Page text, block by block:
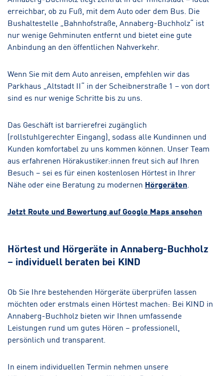
erreichbar, ob zu Fuß, mit dem Auto oder dem Bus. Die
Bushaltestelle „Bahnhofstraße, Annaberg-Buchholz“ ist
nur wenige Gehminuten entfernt und bietet eine gute
Anbindung an den öffentlichen Nahverkehr.
Wenn Sie mit dem Auto anreisen, empfehlen wir das
Parkhaus „Altstadt II“ in der Scheibnerstraße 1 – von dort
sind es nur wenige Schritte bis zu uns.
Das Geschäft ist barrierefrei zugänglich
(rollstuhlgerechter Eingang), sodass alle Kundinnen und
Kunden komfortabel zu uns kommen können. Unser Team
aus erfahrenen Hörakustiker:innen freut sich auf Ihren
Besuch – sei es für einen kostenlosen Hörtest in Ihrer
Nähe oder eine Beratung zu modernen Hörgeräten
Jetzt Route und Bewertung auf Google Maps ansehen
Hörtest und Hörgeräte in Annaberg-Buchholz
– individuell beraten bei KIND
Ob Sie Ihre bestehenden Hörgeräte überprüfen lassen
möchten oder erstmals einen Hörtest machen: Bei KIND in
Annaberg-Buchholz bieten wir Ihnen umfassende
Leistungen rund um gutes Hören – professionell,
persönlich und transparent.
In einem individuellen Termin nehmen unsere